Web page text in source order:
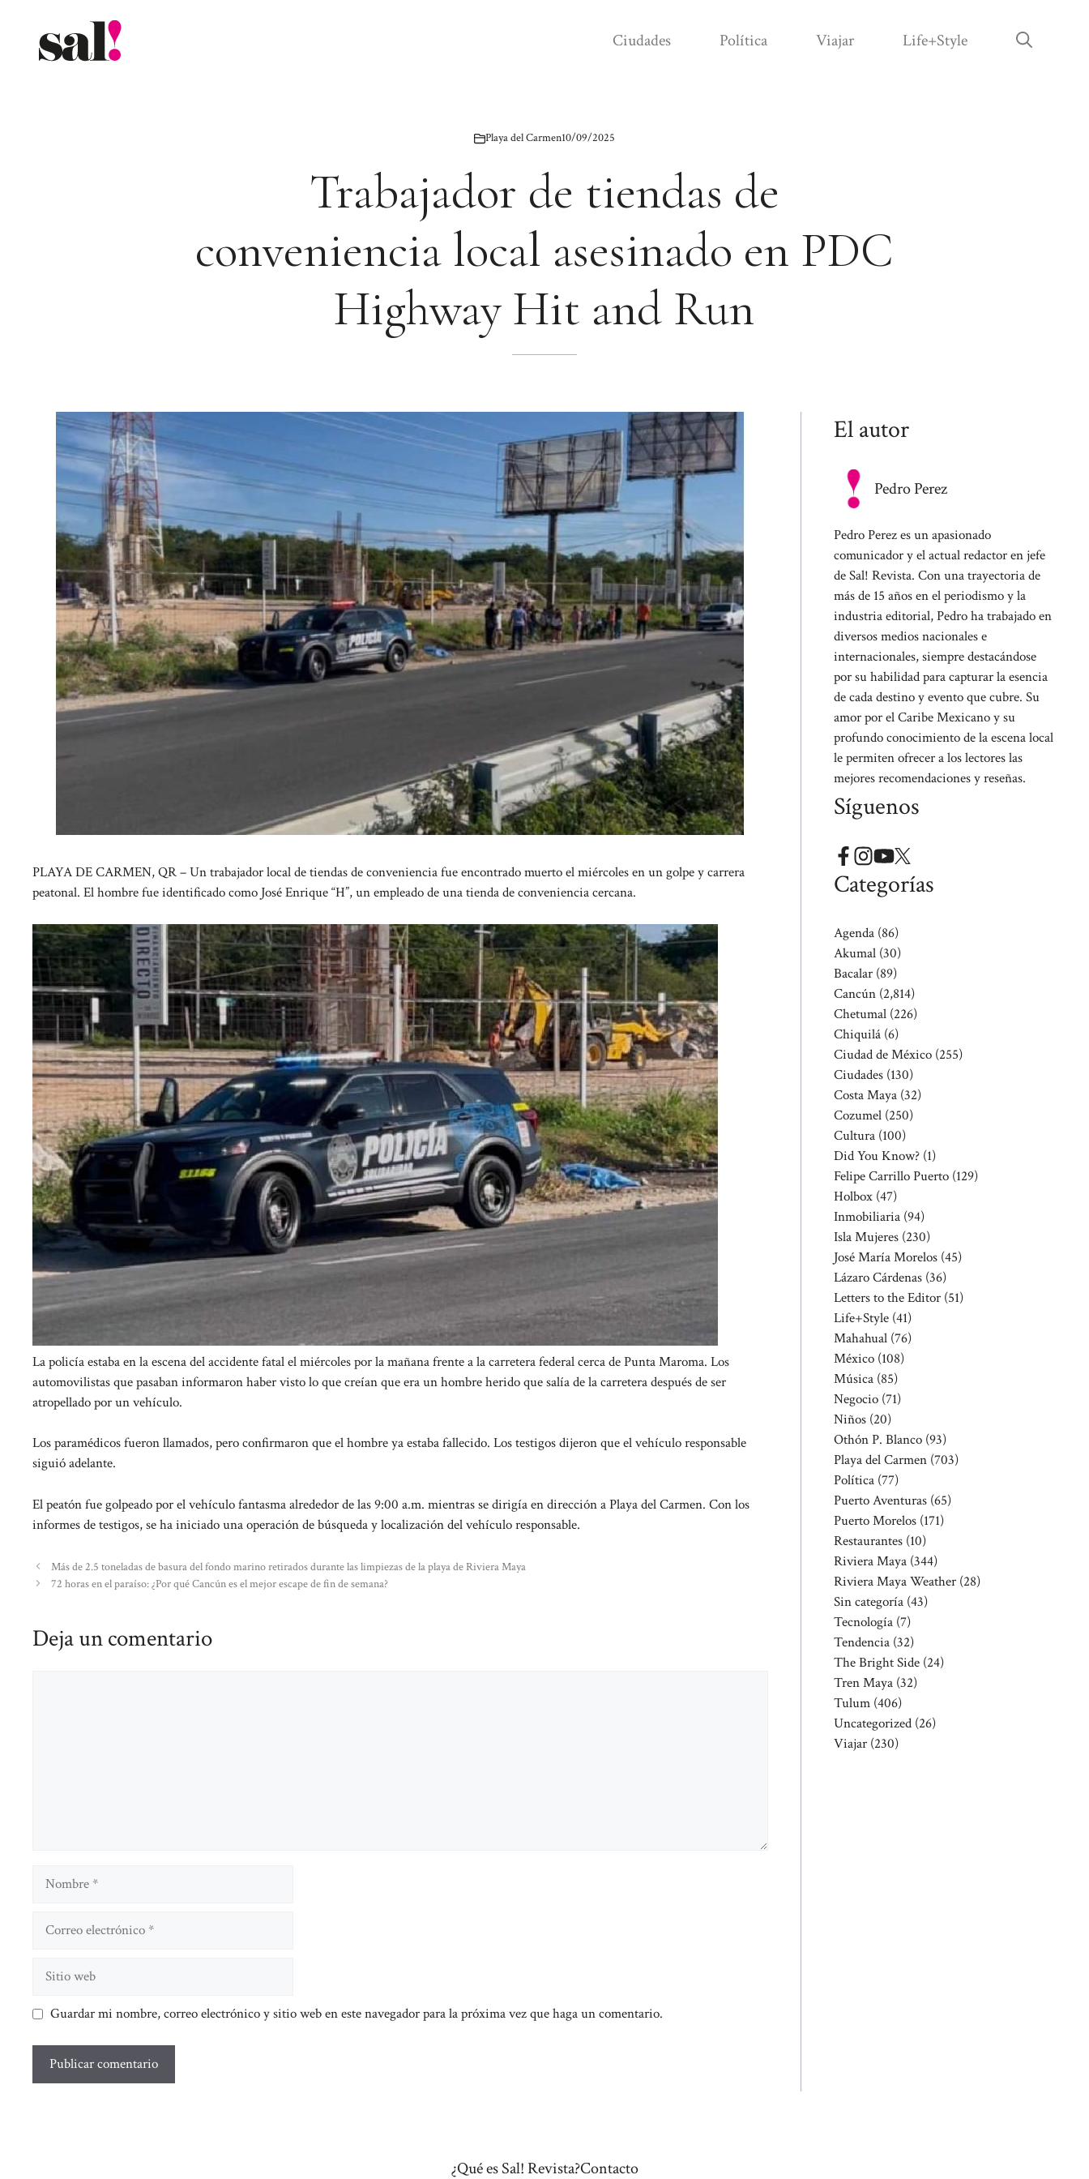
contenido
Ciudades Política Viajar Life+Style
Playa del Carmen10/09/2025
Trabajador de tiendas de
conveniencia local asesinado en PDC
Highway Hit and Run
PLAYA DE CARMEN, QR – Un trabajador local de tiendas de conveniencia fue encontrado muerto el miércoles en un golpe y carrera
peatonal. El hombre fue identificado como José Enrique “H”, un empleado de una tienda de conveniencia cercana.
La policía estaba en la escena del accidente fatal el miércoles por la mañana frente a la carretera federal cerca de Punta Maroma. Los
automovilistas que pasaban informaron haber visto lo que creían que era un hombre herido que salía de la carretera después de ser
atropellado por un vehículo.
Los paramédicos fueron llamados, pero confirmaron que el hombre ya estaba fallecido. Los testigos dijeron que el vehículo responsable
siguió adelante.
El peatón fue golpeado por el vehículo fantasma alrededor de las 9:00 a.m. mientras se dirigía en dirección a Playa del Carmen. Con los
informes de testigos, se ha iniciado una operación de búsqueda y localización del vehículo responsable.
Más de 2.5 toneladas de basura del fondo marino retirados durante las limpiezas de la playa de Riviera Maya
72 horas en el paraíso: ¿Por qué Cancún es el mejor escape de fin de semana?
Deja un comentario
Nombre
Guardar mi nombre, correo electrónico y sitio web en este navegador para la próxima vez que haga un comentario.
El autor
Pedro Perez
Pedro Perez es un apasionado
comunicador y el actual redactor en jefe
de Sal! Revista. Con una trayectoria de
más de 15 años en el periodismo y la
industria editorial, Pedro ha trabajado en
diversos medios nacionales e
internacionales, siempre destacándose
por su habilidad para capturar la esencia
de cada destino y evento que cubre. Su
amor por el Caribe Mexicano y su
profundo conocimiento de la escena local
le permiten ofrecer a los lectores las
mejores recomendaciones y reseñas.
Síguenos
Categorías
Agenda (86)
Akumal (30)
Bacalar (89)
Cancún (2,814)
Chetumal (226)
Chiquilá (6)
Ciudad de México (255)
Ciudades (130)
Costa Maya (32)
Cozumel (250)
Cultura (100)
Did You Know? (1)
Felipe Carrillo Puerto (129)
Holbox (47)
Inmobiliaria (94)
Isla Mujeres (230)
José María Morelos (45)
Lázaro Cárdenas (36)
Letters to the Editor (51)
Life+Style (41)
Mahahual (76)
México (108)
Música (85)
Negocio (71)
Niños (20)
Othón P. Blanco (93)
Playa del Carmen (703)
Política (77)
Puerto Aventuras (65)
Puerto Morelos (171)
Restaurantes (10)
Riviera Maya (344)
Riviera Maya Weather (28)
Sin categoría (43)
Tecnología (7)
Tendencia (32)
The Bright Side (24)
Tren Maya (32)
Tulum (406)
Uncategorized (26)
Viajar (230)
¿Qué es Sal! Revista?Contacto